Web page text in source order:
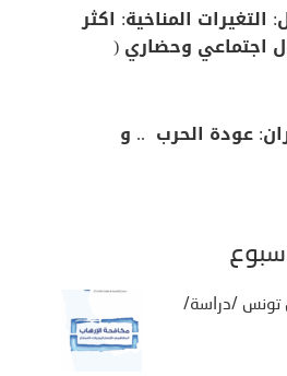
المناخية: اكثر
اجتماعي وحضاري (
عودة الحرب .. و
تونس /دراسة/